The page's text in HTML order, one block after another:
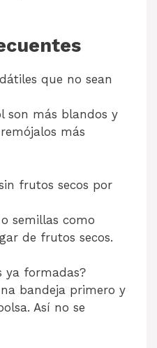
que no sean
son más blandos y
más
frutos secos por
semillas como
de frutos secos.
ya formadas?
bandeja primero y
Así no se